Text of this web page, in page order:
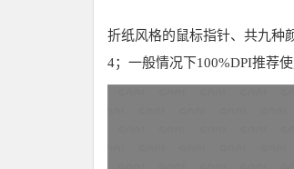
折纸风格的鼠标指针、共九种
4；一般情况下100%DPI推荐